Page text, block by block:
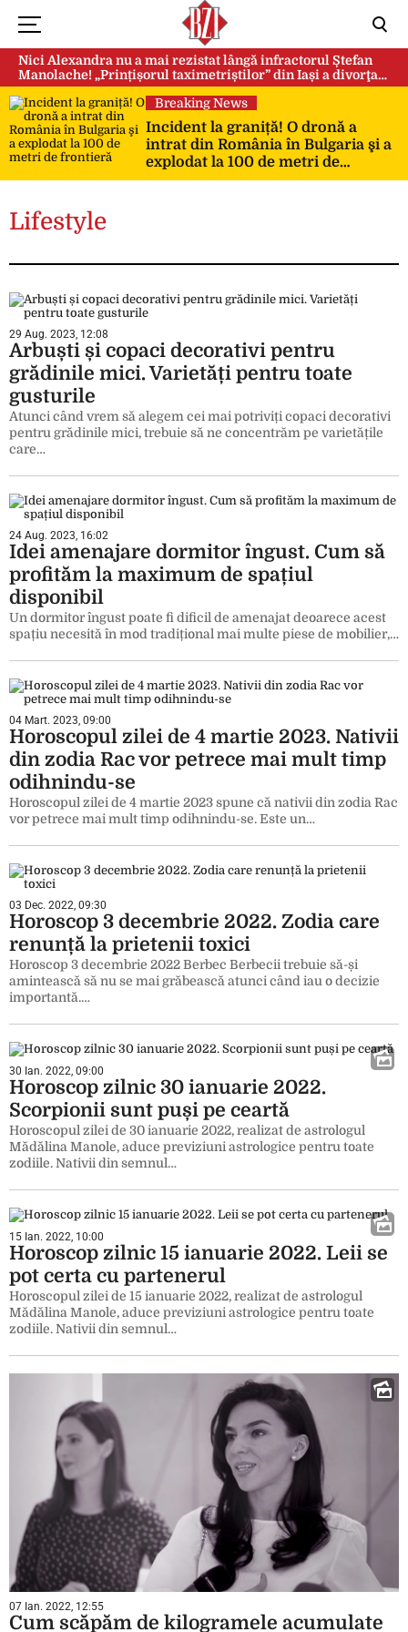
Nici Alexandra nu a mai rezistat lângă infractorul Ștefan
Manolache! „Prințișorul taximetriștilor” din Iași a divorţat
după doi ani de căsnicie
Breaking News
Incident la graniță! O dronă a
intrat din România în Bulgaria şi a
explodat la 100 de metri de
frontieră
Lifestyle
29 Aug. 2023, 12:08
Arbuști și copaci decorativi pentru
grădinile mici. Varietăți pentru toate
gusturile
Atunci când vrem să alegem cei mai potriviți copaci decorativi
pentru grădinile mici, trebuie să ne concentrăm pe varietățile
care…
24 Aug. 2023, 16:02
Idei amenajare dormitor îngust. Cum să
profităm la maximum de spațiul
disponibil
Un dormitor îngust poate fi dificil de amenajat deoarece acest
spațiu necesită în mod tradițional mai multe piese de mobilier,…
04 Mart. 2023, 09:00
Horoscopul zilei de 4 martie 2023. Nativii
din zodia Rac vor petrece mai mult timp
odihnindu-se
Horoscopul zilei de 4 martie 2023 spune că nativii din zodia Rac
vor petrece mai mult timp odihnindu-se. Este un…
03 Dec. 2022, 09:30
Horoscop 3 decembrie 2022. Zodia care
renunță la prietenii toxici
Horoscop 3 decembrie 2022 Berbec Berbecii trebuie să-și
amintească să nu se mai grăbească atunci când iau o decizie
importantă.…
30 Ian. 2022, 09:00
Horoscop zilnic 30 ianuarie 2022.
Scorpionii sunt puși pe ceartă
Horoscopul zilei de 30 ianuarie 2022, realizat de astrologul
Mădălina Manole, aduce previziuni astrologice pentru toate
zodiile. Nativii din semnul…
15 Ian. 2022, 10:00
Horoscop zilnic 15 ianuarie 2022. Leii se
pot certa cu partenerul
Horoscopul zilei de 15 ianuarie 2022, realizat de astrologul
Mădălina Manole, aduce previziuni astrologice pentru toate
zodiile. Nativii din semnul…
07 Ian. 2022, 12:55
Cum scăpăm de kilogramele acumulate